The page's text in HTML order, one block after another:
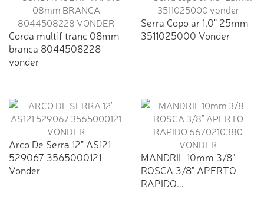
Corda multif tranc 08mm
branca 8044508228
vonder
Serra Copo ar 1,0" 25mm
3511025000 Vonder
Arco De Serra 12" AS121
529067 3565000121
Vonder
MANDRIL 10mm 3/8"
ROSCA 3/8" APERTO
RAPIDO...